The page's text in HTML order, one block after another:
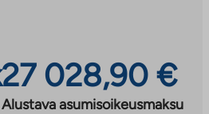
27 028,90 €
Alustava asumisoikeusmaksu